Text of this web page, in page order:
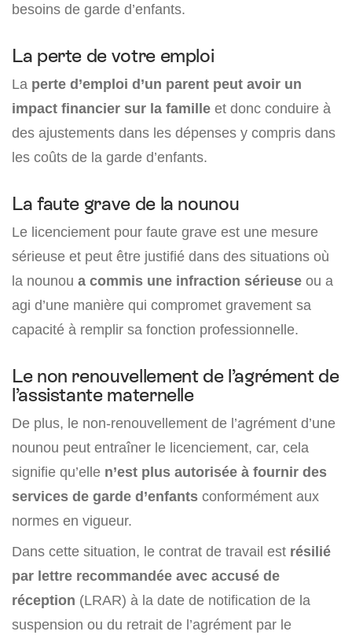
besoins de garde d’enfants.
La perte de votre emploi
La perte d’emploi d’un parent peut avoir un
impact financier sur la famille et donc conduire à
des ajustements dans les dépenses y compris dans
les coûts de la garde d’enfants.
La faute grave de la nounou
Le licenciement pour faute grave est une mesure
sérieuse et peut être justifié dans des situations où
la nounou a commis une infraction sérieuse ou a
agi d’une manière qui compromet gravement sa
capacité à remplir sa fonction professionnelle.
Le non renouvellement de l’agrément de
l’assistante maternelle
De plus, le non-renouvellement de l’agrément d’une
nounou peut entraîner le licenciement, car, cela
signifie qu’elle n’est plus autorisée à fournir des
services de garde d’enfants conformément aux
normes en vigueur.
Dans cette situation, le contrat de travail est résilié
par lettre recommandée avec accusé de
réception (LRAR) à la date de notification de la
suspension ou du retrait de l’agrément par le